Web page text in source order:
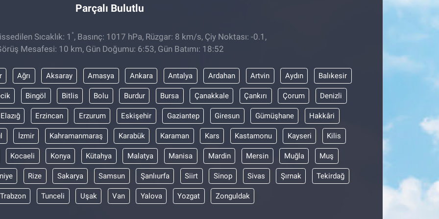
Parçalı Bulutlu
Sıcaklık: 1 °, Basınç: 1017 hPa, Rüzgar: 8 km/s, Çiy Noktası: -0.1,
Mesafesi: 10 km, Gün Doğumu: 6:53, Gün Batımı: 18:52
Ağrı Aksaray Amasya Ankara Antalya Ardahan Artvin Aydın Balıkesir
Bingöl Bitlis Bolu Burdur Bursa Çanakkale Çankırı Çorum Denizli
Elazığ Erzincan Erzurum Eskişehir Gaziantep Giresun Gümüşhane Hakkâri
İzmir Kahramanmaraş Karabük Karaman Kars Kastamonu Kayseri Kilis
Kocaeli Konya Kütahya Malatya Manisa Mardin Mersin Muğla Muş
Rize Sakarya Samsun Şanlıurfa Siirt Sinop Sivas Şırnak Tekirdağ
Trabzon Tunceli Uşak Van Yalova Yozgat Zonguldak